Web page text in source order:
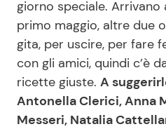
Info
Chi siamo
Disclaimer e Privacy
Redazione
giorno speciale. Arrivano
primo maggio, altre due
gita, per uscire, per fare
con gli amici, quindi c’è
ricette giuste. A
Antonella Clerici, Anna
Messeri, Natalia